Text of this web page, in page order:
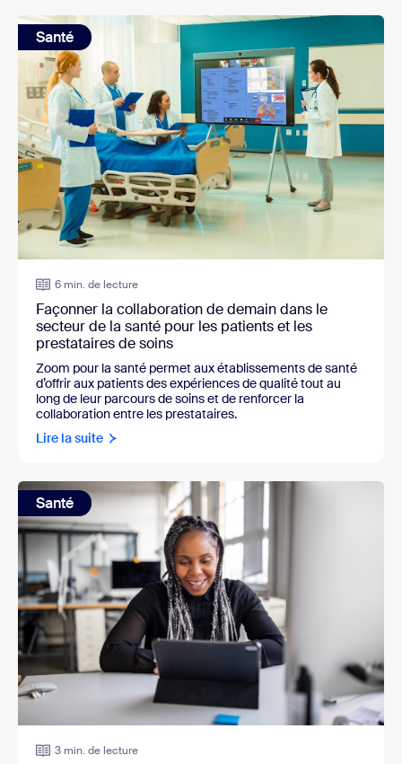
Santé
6 min. de lecture
Façonner la collaboration de demain dans le
secteur de la santé pour les patients et les
prestataires de soins
Zoom pour la santé permet aux établissements de santé
d’offrir aux patients des expériences de qualité tout au
long de leur parcours de soins et de renforcer la
collaboration entre les prestataires.
Lire la suite
Santé
3 min. de lecture